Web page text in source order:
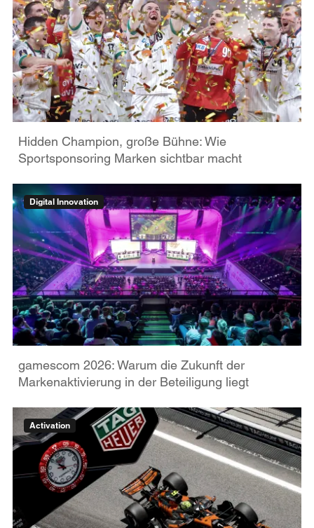
Hidden Champion, große Bühne: Wie
Sportsponsoring Marken sichtbar macht
Digital Innovation
gamescom 2026: Warum die Zukunft der
Markenaktivierung in der Beteiligung liegt
Activation